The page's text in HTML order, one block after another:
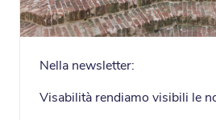
Nella newsletter:
Visabilità rendiamo visibili le